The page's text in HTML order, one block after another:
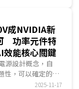
成NVIDIA新
功率元件特
效能核心關鍵
源設計概念，自
性，可以確定的
成為NVI...2025-11-17